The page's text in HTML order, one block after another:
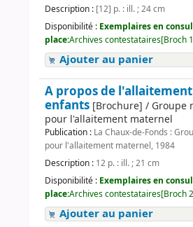
Description : [12] p. : ill. ; 24 cm
Disponibilité : Exemplaires en
place:Archives contestataires[Broch
Ajouter au panier
A propos de
enfants [Brochure] / Groupe
pour l'allaitement maternel
Publication : La Chaux-de-Fonds :
pour l'allaitement maternel, 1984
Description : 12 p. : ill. ; 21 cm
Disponibilité : Exemplaires en
place:Archives contestataires[Broch
Ajouter au panier